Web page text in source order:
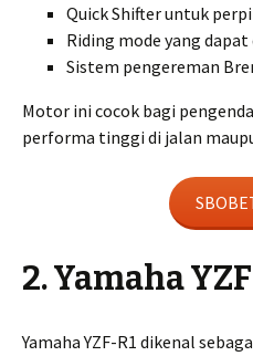
Quick Shifter untuk
Riding mode yang dapat
Sistem pengereman
Motor ini cocok bagi
performa tinggi di jalan
2. Yamaha
Yamaha YZF-R1 dikenal